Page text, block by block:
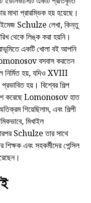
মাথা প্রারম্ভিক হয় হয়েছে।
ইমেজ Schulze লেখা, কিন্তু
থেকে লিঙ্ক করা হয়নি।
একটি খোলা বই আপনি
বসবাস করতেন
নির্মিত হয়, যদিও XVIII
হয়। বিশ্বের শিল্প
করেছে Lomonosov হাত
গিয়েছিলাম, এবং শিল্পী
মিখাইল
Schulze তার সাথে
এবং সহকর্মীদের পেন্সিল